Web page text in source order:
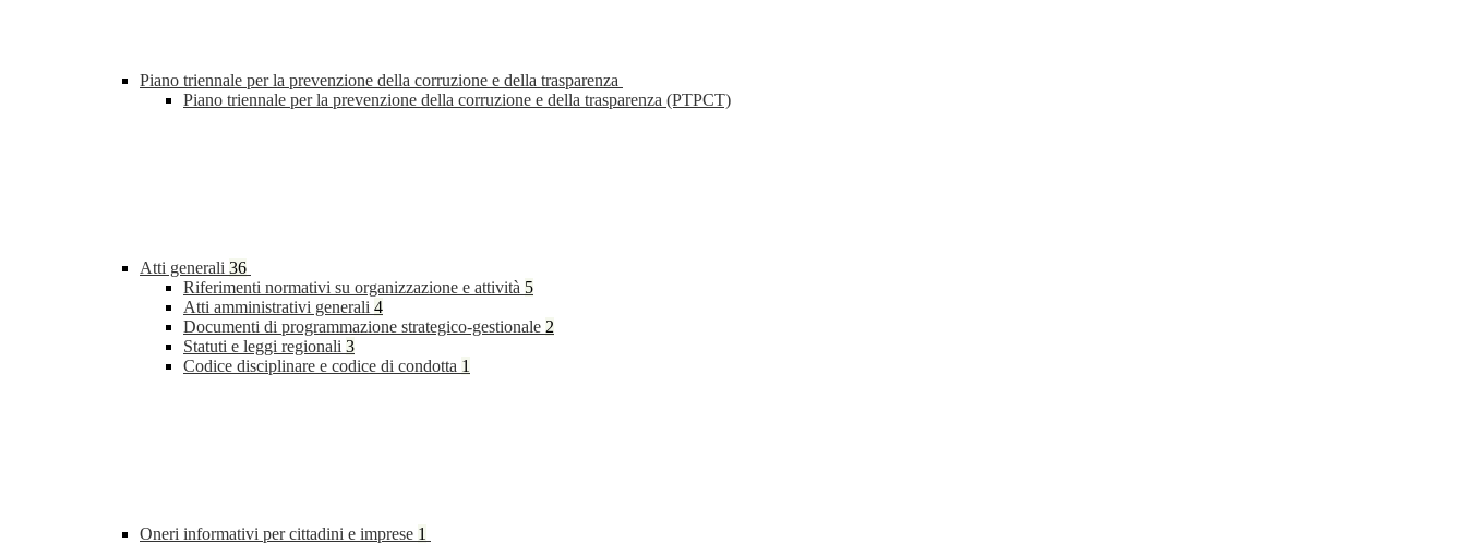
Piano triennale per la prevenzione della corruzione e della trasparenza
Piano triennale per la prevenzione della corruzione e della trasparenza (PTPCT)
Atti generali 36
Riferimenti normativi su organizzazione e attività 5
Atti amministrativi generali 4
Documenti di programmazione strategico-gestionale 2
Statuti e leggi regionali 3
Codice disciplinare e codice di condotta 1
Oneri informativi per cittadini e imprese 1